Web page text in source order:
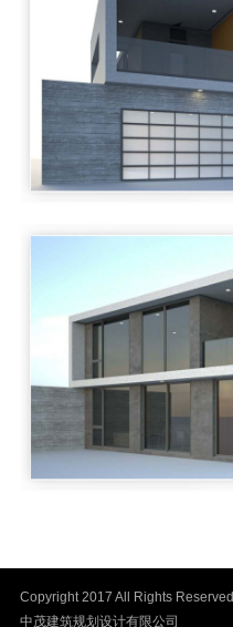
Copyright 2017 All Rights Reserved
中茂建筑规划设计有限公司